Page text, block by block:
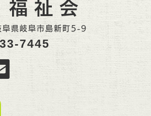
県岐阜市島新町5-9
7445